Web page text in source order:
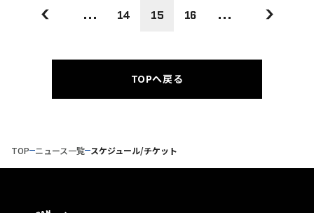
... 14 15 16 ...
TOPへ戻る
TOP ニュース一覧 スケジュール/チケット